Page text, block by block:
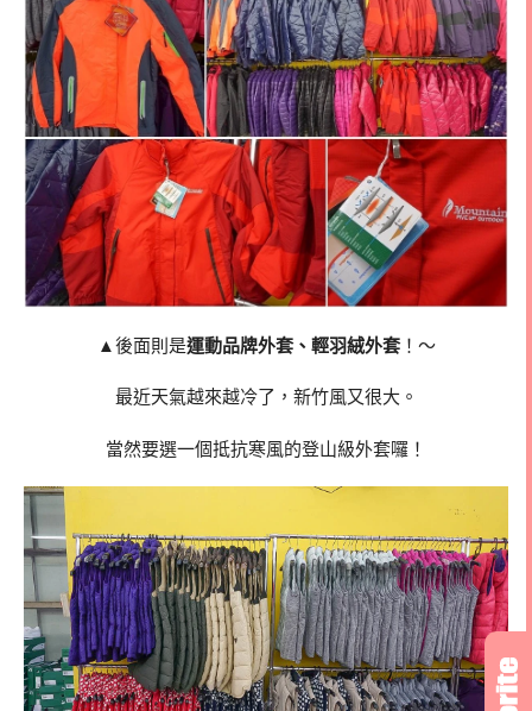
▲後面則是運動品牌外套、輕羽絨外套！～
最近天氣越來越冷了，新竹風又很大。
當然要選一個抵抗寒風的登山級外套囉！